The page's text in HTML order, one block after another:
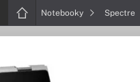
Notebooky Spectre